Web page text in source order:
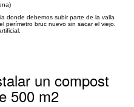
donde debemos subir parte de la valla
perímetro bruc nuevo sin sacar el viejo.
un compost
500 m2